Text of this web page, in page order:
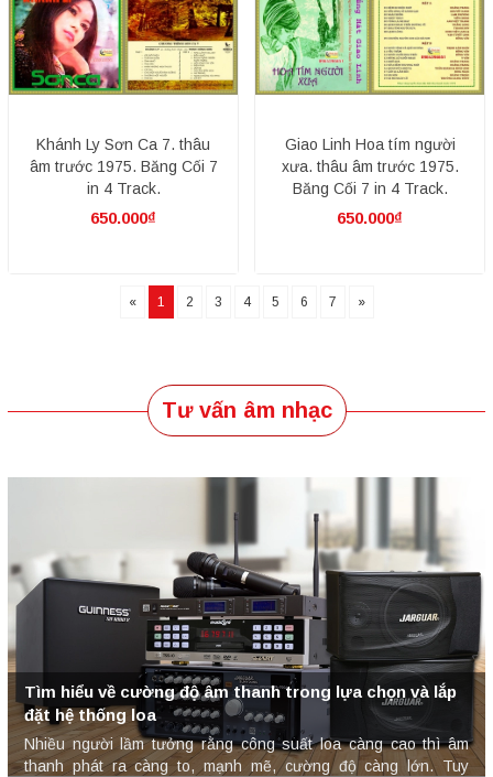
Khánh Ly Sơn Ca 7. thâu
âm trước 1975. Băng Cối 7
in 4 Track.
650.000₫
Giao Linh Hoa tím người
xưa. thâu âm trước 1975.
Băng Cối 7 in 4 Track.
650.000₫
« 1 2 3 4 5 6 7 »
Tư vấn âm nhạc
độ âm thanh trong lựa chọn và lắp
tưởng rằng công suất loa càng cao thì âm
to, mạnh mẽ, cường độ càng lớn. Tuy
Cách chọn
Lần trước
thống âm thanh